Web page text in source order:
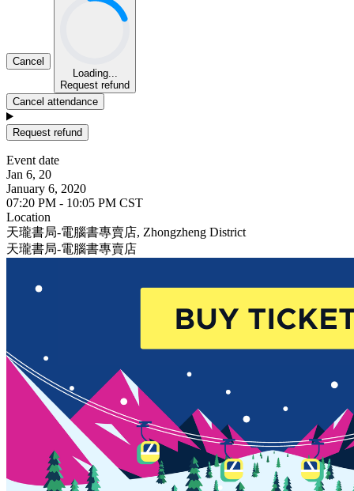
Cancel
Loading...
Request refund
Cancel attendance
Request refund
Event date
Jan 6, 20
January 6, 2020
07:20 PM - 10:05 PM CST
Location
天瓏書局-電腦書專賣店, Zhongzheng District
天瓏書局-電腦書專賣店